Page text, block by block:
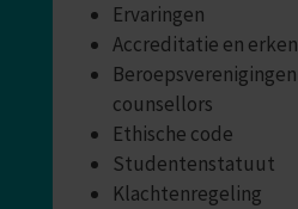
Ervaringen
Accreditatie en
counsellors
Ethische code
Studentenstatuut
Klachtenregeling